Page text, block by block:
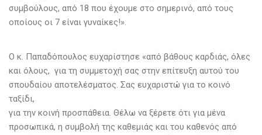
συμβούλους, από 18 που έχουμε στο σημερινό, από τους
οποίους οι 7 είναι γυναίκες!».
Ο κ. Παπαδόπουλος ευχαρίστησε «από βάθους καρδιάς, όλες
και όλους, για τη συμμετοχή σας στην επίτευξη αυτού του
σπουδαίου αποτελέσματος. Σας ευχαριστώ για το κοινό
ταξίδι,
για την κοινή προσπάθεια. Θέλω να ξέρετε ότι για μένα
προσωπικά, η συμβολή της καθεμιάς και του καθενός από